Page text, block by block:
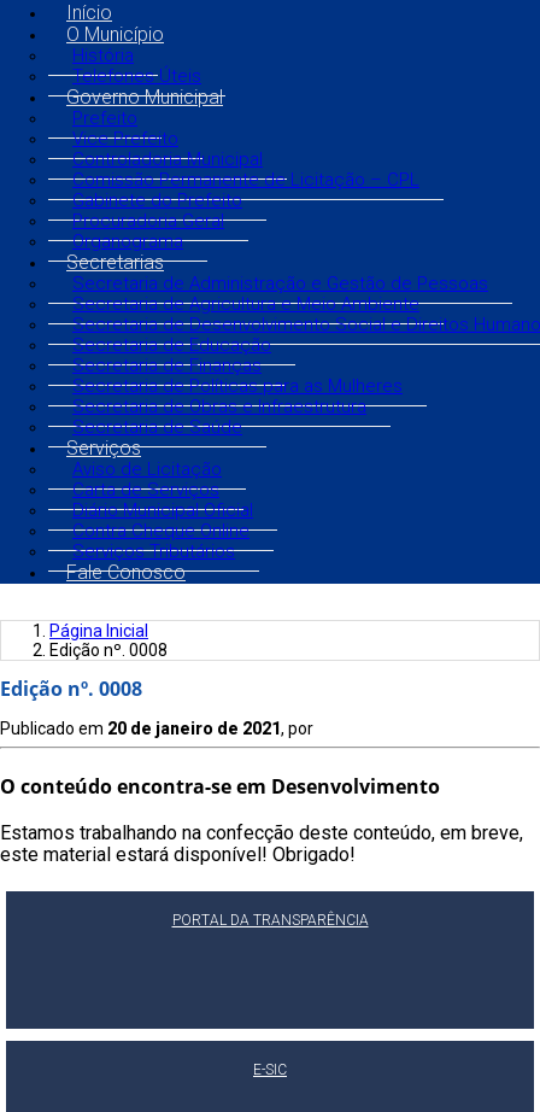
Início
O Município
História
Telefones Úteis
Governo Municipal
Prefeito
Vice Prefeito
Controladoria Municipal
Comissão Permanente de Licitação – CPL
Gabinete do Prefeito
Procuradoria Geral
Organograma
Secretarias
Secretaria de Administração e Gestão de Pessoas
Secretaria de Agricultura e Meio Ambiente
Secretaria de Desenvolvimento Social e Direitos
Secretaria de Educação
Secretaria de Finanças
Secretaria de Políticas para as Mulheres
Secretaria de Obras e Infraestrutura
Secretaria de Saúde
Serviços
Aviso de Licitação
Carta de Serviços
Diário Municipal Oficial
Contra Cheque Online
Serviços Tributários
Fale Conosco
Página Inicial
Edição nº. 0008
Edição nº. 0008
Publicado em 20 de janeiro de 2021, por
O conteúdo encontra-se em Desenvolvimento
Estamos trabalhando na confecção deste conteúdo, em breve,
este material estará disponível! Obrigado!
PORTAL DA TRANSPARÊNCIA
E-SIC